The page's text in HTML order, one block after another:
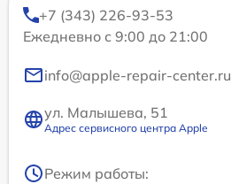
+7 (343) 226-93-53
Ежедневно с 9:00 до 21:00
info@apple-repair-center.ru
ул. Малышева, 51
Адрес сервисного центра Apple
Режим работы: